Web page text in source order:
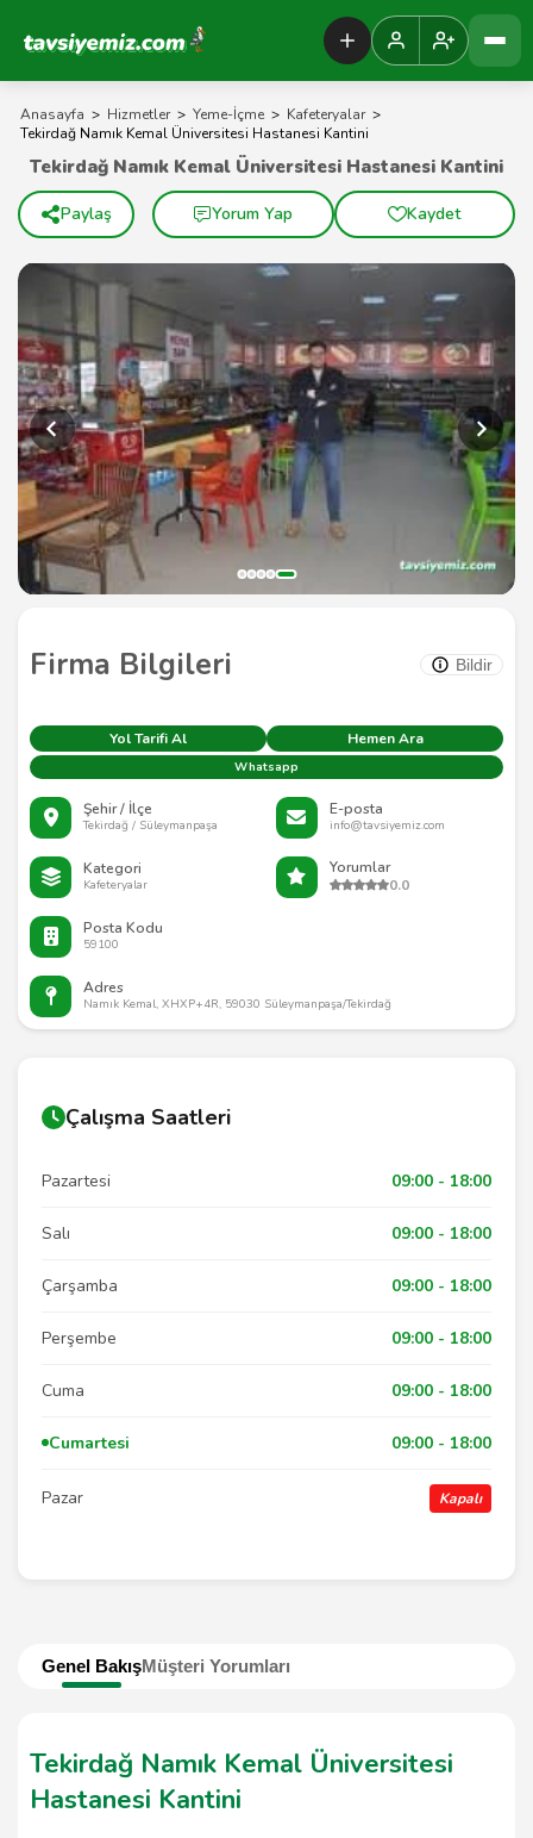
Tavsiyemiz Anasayfa
Anasayfa > Hizmetler > Yeme-İçme > Kafeteryalar >
Tekirdağ Namık Kemal Üniversitesi Hastanesi Kantini
Firma Bilgileri Bildir
Yol Tarifi Al Hemen Ara
Whatsapp
Şehir / İlçe
Tekirdağ / Süleymanpaşa
E-posta
info@tavsiyemiz.com
Kategori
Kafeteryalar
Yorumlar
0.0
Posta Kodu
59100
Adres
Namık Kemal, XHXP+4R, 59030 Süleymanpaşa/Tekirdağ
Tekirdağ Namık Kemal Üniversitesi Hastanesi Kantini
Paylaş Yorum Yap Kaydet
Genel BakışMüşteri Yorumları
Tekirdağ Namık Kemal Üniversitesi
Hastanesi Kantini
Çalışma Saatleri
Pazartesi 09:00 - 18:00
Salı 09:00 - 18:00
Çarşamba 09:00 - 18:00
Perşembe 09:00 - 18:00
Cuma 09:00 - 18:00
Cumartesi 09:00 - 18:00
Pazar Kapalı